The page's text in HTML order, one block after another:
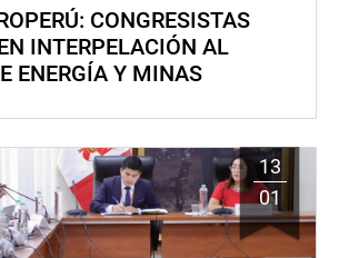
CONGRESISTAS
INTERPELACIÓN AL
ENERGÍA Y MINAS
13
01